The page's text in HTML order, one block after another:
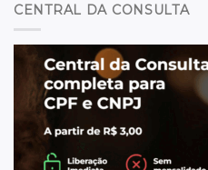
CENTRAL DA CONSULTA